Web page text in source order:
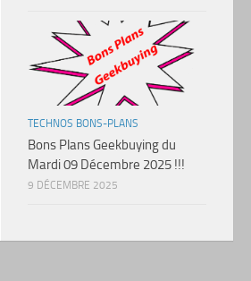
TECHNOS BONS-PLANS
Bons Plans Geekbuying du
Mardi 09 Décembre 2025 !!!
9 DÉCEMBRE 2025